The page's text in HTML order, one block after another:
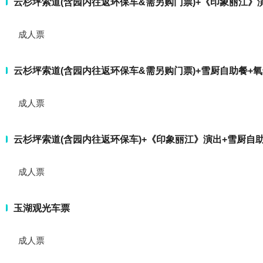
成人票
云杉坪索道(含园内往返环保车&需另购门票)+雪厨自助餐+
成人票
云杉坪索道(含园内往返环保车)+《印象丽江》演出+雪厨自
成人票
玉湖观光车票
成人票